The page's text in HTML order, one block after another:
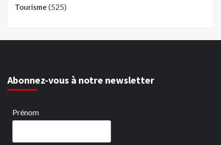
Tourisme (525)
Abonnez-vous à notre newsletter
Prénom